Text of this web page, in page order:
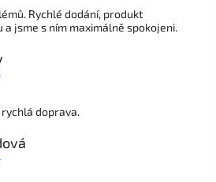
Rychlé dodání, produkt
a jsme s ním maximálně spokojeni.
doprava.